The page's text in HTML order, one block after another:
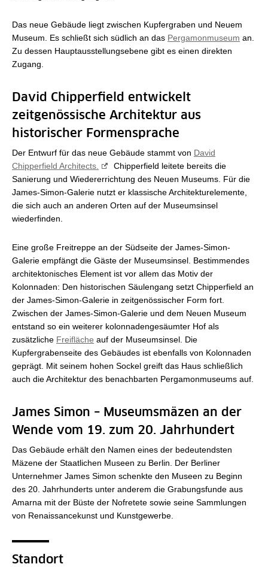
Das neue Gebäude liegt zwischen Kupfergraben und Neuem
Museum. Es schließt sich südlich an das Pergamonmuseum an.
Zu dessen Hauptausstellungsebene gibt es einen direkten
Zugang.
David Chipperfield entwickelt
zeitgenössische Architektur aus
historischer Formensprache
Der Entwurf für das neue Gebäude stammt von David
Chipperfield Architects.
Chipperfield leitete bereits die
Sanierung und Wiedererrichtung des Neuen Museums. Für die
James-Simon-Galerie nutzt er klassische Architekturelemente,
die sich auch an anderen Orten auf der Museumsinsel
wiederfinden.
Eine große Freitreppe an der Südseite der James-Simon-
Galerie empfängt die Gäste der Museumsinsel. Bestimmendes
architektonisches Element ist vor allem das Motiv der
Kolonnaden: Den historischen Säulengang setzt Chipperfield an
der James-Simon-Galerie in zeitgenössischer Form fort.
Zwischen der James-Simon-Galerie und dem Neuen Museum
entstand so ein weiterer kolonnadengesäumter Hof als
zusätzliche Freifläche auf der Museumsinsel. Die
Kupfergrabenseite des Gebäudes ist ebenfalls von Kolonnaden
geprägt. Mit seinem hohen Sockel greift das Haus schließlich
auch die Architektur des benachbarten Pergamonmuseums auf.
James Simon – Museumsmäzen an der
Wende vom 19. zum 20. Jahrhundert
Das Gebäude erhält den Namen eines der bedeutendsten
Mäzene der Staatlichen Museen zu Berlin. Der Berliner
Unternehmer James Simon schenkte den Museen zu Beginn
des 20. Jahrhunderts unter anderem die Grabungsfunde aus
Amarna mit der Büste der Nofretete sowie seine Sammlungen
von Renaissancekunst und Kunstgewerbe.
Standort